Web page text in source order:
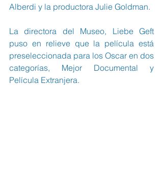
Alberdi y la productora Julie Goldman.
La directora del Museo, Liebe Geft
puso en relieve que la película está
preseleccionada para los Oscar en dos
categorías, Mejor Documental y
Película Extranjera.